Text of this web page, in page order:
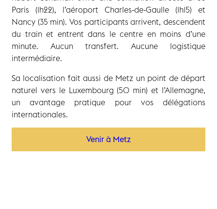
Paris (1h22), l’aéroport Charles-de-Gaulle (1h15) et
Nancy (35 min). Vos participants arrivent, descendent
du train et entrent dans le centre en moins d’une
minute. Aucun transfert. Aucune logistique
intermédiaire.
Sa localisation fait aussi de Metz un point de départ
naturel vers le Luxembourg (50 min) et l’Allemagne,
un avantage pratique pour vos délégations
internationales.
Venir à Metz